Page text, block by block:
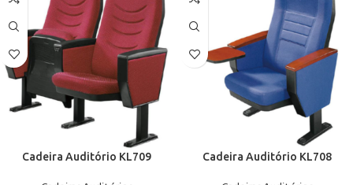
Cadeira Auditório KL709 Cadeira Auditório KL708